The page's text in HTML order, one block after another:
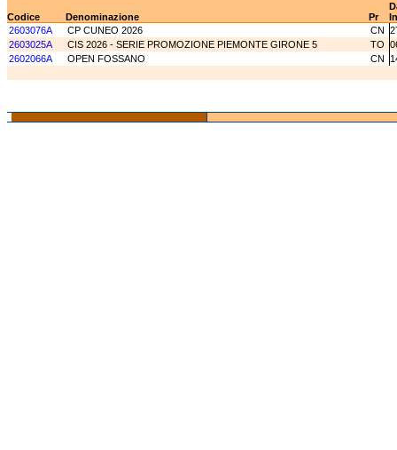
Codice
Denominazione Pr
2603076A
CP CUNEO 2026 CN
2603025A
CIS 2026 - SERIE PROMOZIONE PIEMONTE GIRONE 5 TO
2602066A
OPEN FOSSANO CN